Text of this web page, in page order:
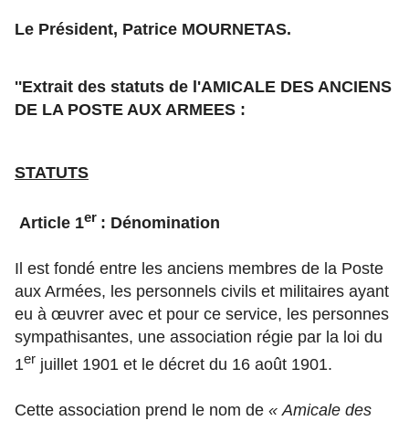
Le Président, Patrice MOURNETAS.
''Extrait des statuts de l'AMICALE DES ANCIENS
DE LA POSTE AUX ARMEES :
STATUTS
Article 1er : Dénomination
Il est fondé entre les anciens membres de la Poste
aux Armées, les personnels civils et militaires ayant
eu à œuvrer avec et pour ce service, les personnes
sympathisantes, une association régie par la loi du
1er juillet 1901 et le décret du 16 août 1901.
Cette association prend le nom de « Amicale des